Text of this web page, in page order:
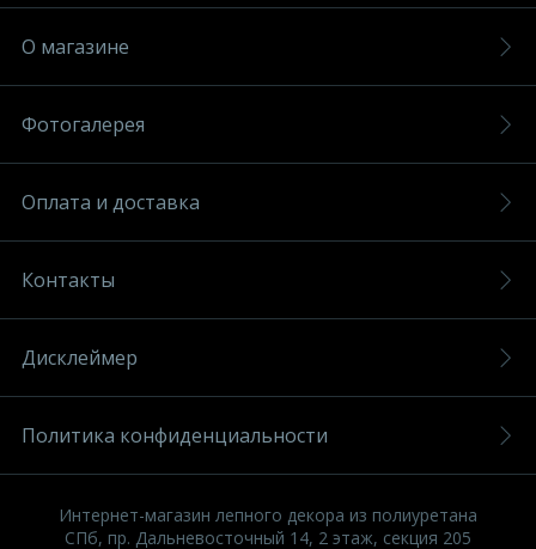
О магазине
Фотогалерея
Оплата и доставка
Контакты
Дисклеймер
Политика конфиденциальности
Интернет-магазин лепного декора из полиуретана
СПб, пр. Дальневосточный 14, 2 этаж, секция 205